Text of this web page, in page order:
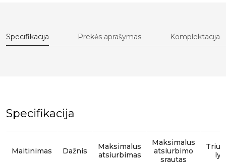
Specifikacija Prekės aprašymas Komplektacija
Specifikacija
Maitinimas Dažnis
Maksimalus
atsiurbimas
Maksimalus
atsiurbimo
srautas